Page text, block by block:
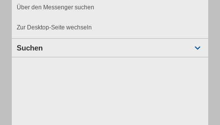
Über den Messenger suchen
Zur Desktop-Seite wechseln
Suchen